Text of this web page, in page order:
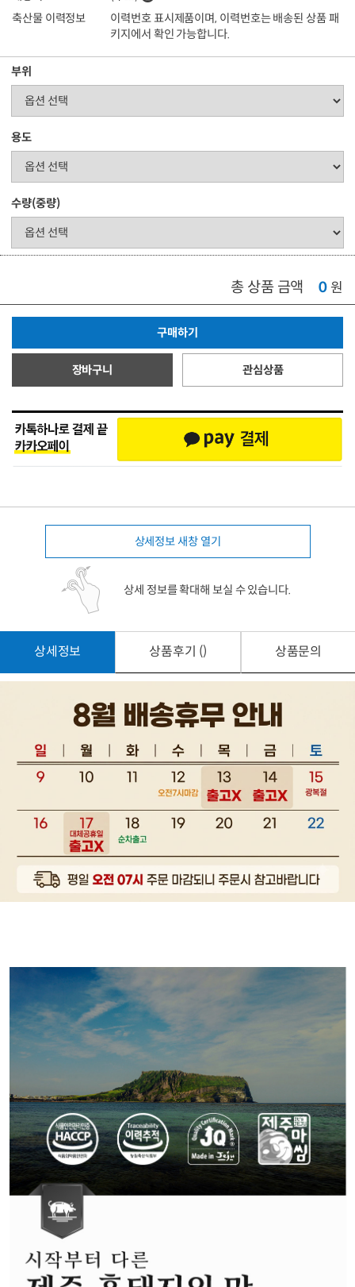
축산물 이력정보
이력번호 표시제품이며, 이력번호는 배송된 상품 패
키지에서 확인 가능합니다.
부위
용도
수량(중량)
총 상품 금액 0 원
구매하기
장바구니 관심상품
상세정보 새창 열기
상세 정보를 확대해 보실 수 있습니다.
상세정보 상품후기 () 상품문의